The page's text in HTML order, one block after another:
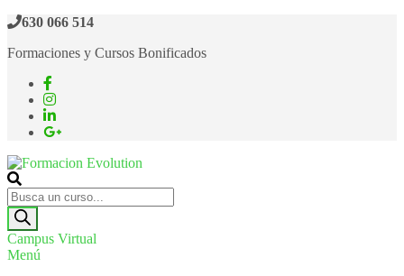
630 066 514
Formaciones y Cursos Bonificados
Formacion Evolution
Cursos de formación continua
Campus Virtual
Menú